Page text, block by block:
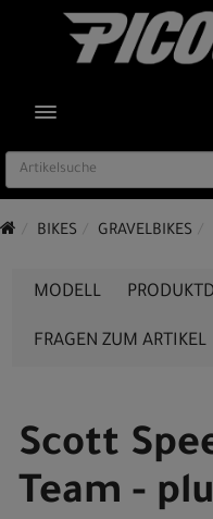
TOGGLE NAVIGATION
BIKES GRAVELBIKES
MODELL
FRAGEN ZUM ARTIKEL
Scott
Team -